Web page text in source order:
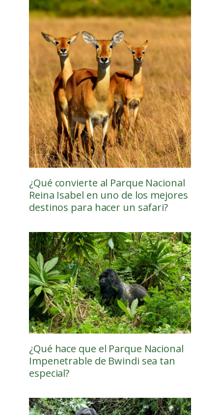
¿Qué convierte al Parque Nacional
Reina Isabel en uno de los mejores
destinos para hacer un safari?
¿Qué hace que el Parque Nacional
Impenetrable de Bwindi sea tan
especial?